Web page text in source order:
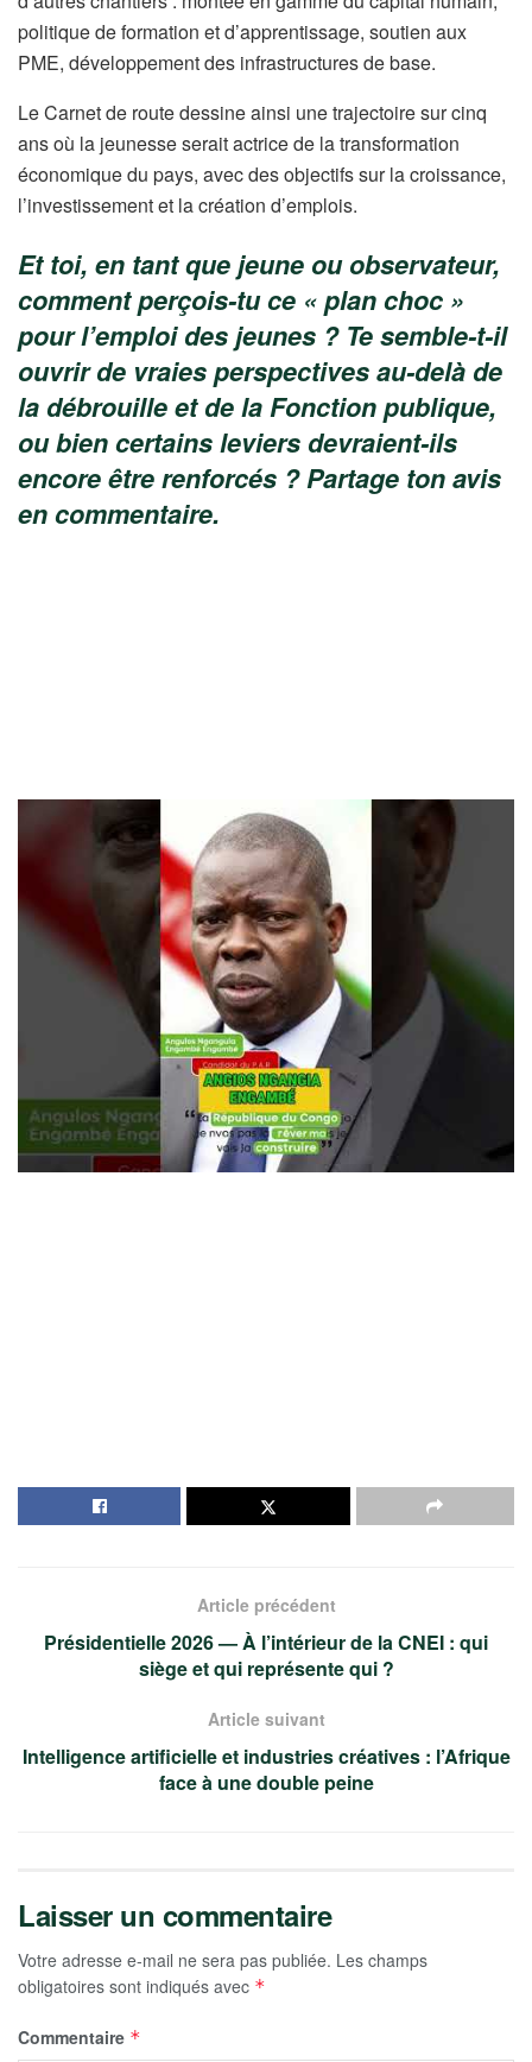
politique de formation et d’apprentissage, soutien aux
PME, développement des infrastructures de base.
Le Carnet de route dessine ainsi une trajectoire sur cinq
ans où la jeunesse serait actrice de la transformation
économique du pays, avec des objectifs sur la croissance,
l’investissement et la création d’emplois.
Et toi, en tant que jeune ou observateur,
comment perçois-tu ce « plan choc »
pour l’emploi des jeunes ? Te semble-t-il
ouvrir de vraies perspectives au-delà de
la débrouille et de la Fonction publique,
ou bien certains leviers devraient-ils
encore être renforcés ? Partage ton avis
en commentaire.
Article précédent
Présidentielle 2026 — À l’intérieur de la CNEI : qui
siège et qui représente qui ?
Article suivant
Intelligence artificielle et industries créatives : l’Afrique
face à une double peine
Laisser un commentaire
Votre adresse e-mail ne sera pas publiée. Les champs
obligatoires sont indiqués avec *
Commentaire *